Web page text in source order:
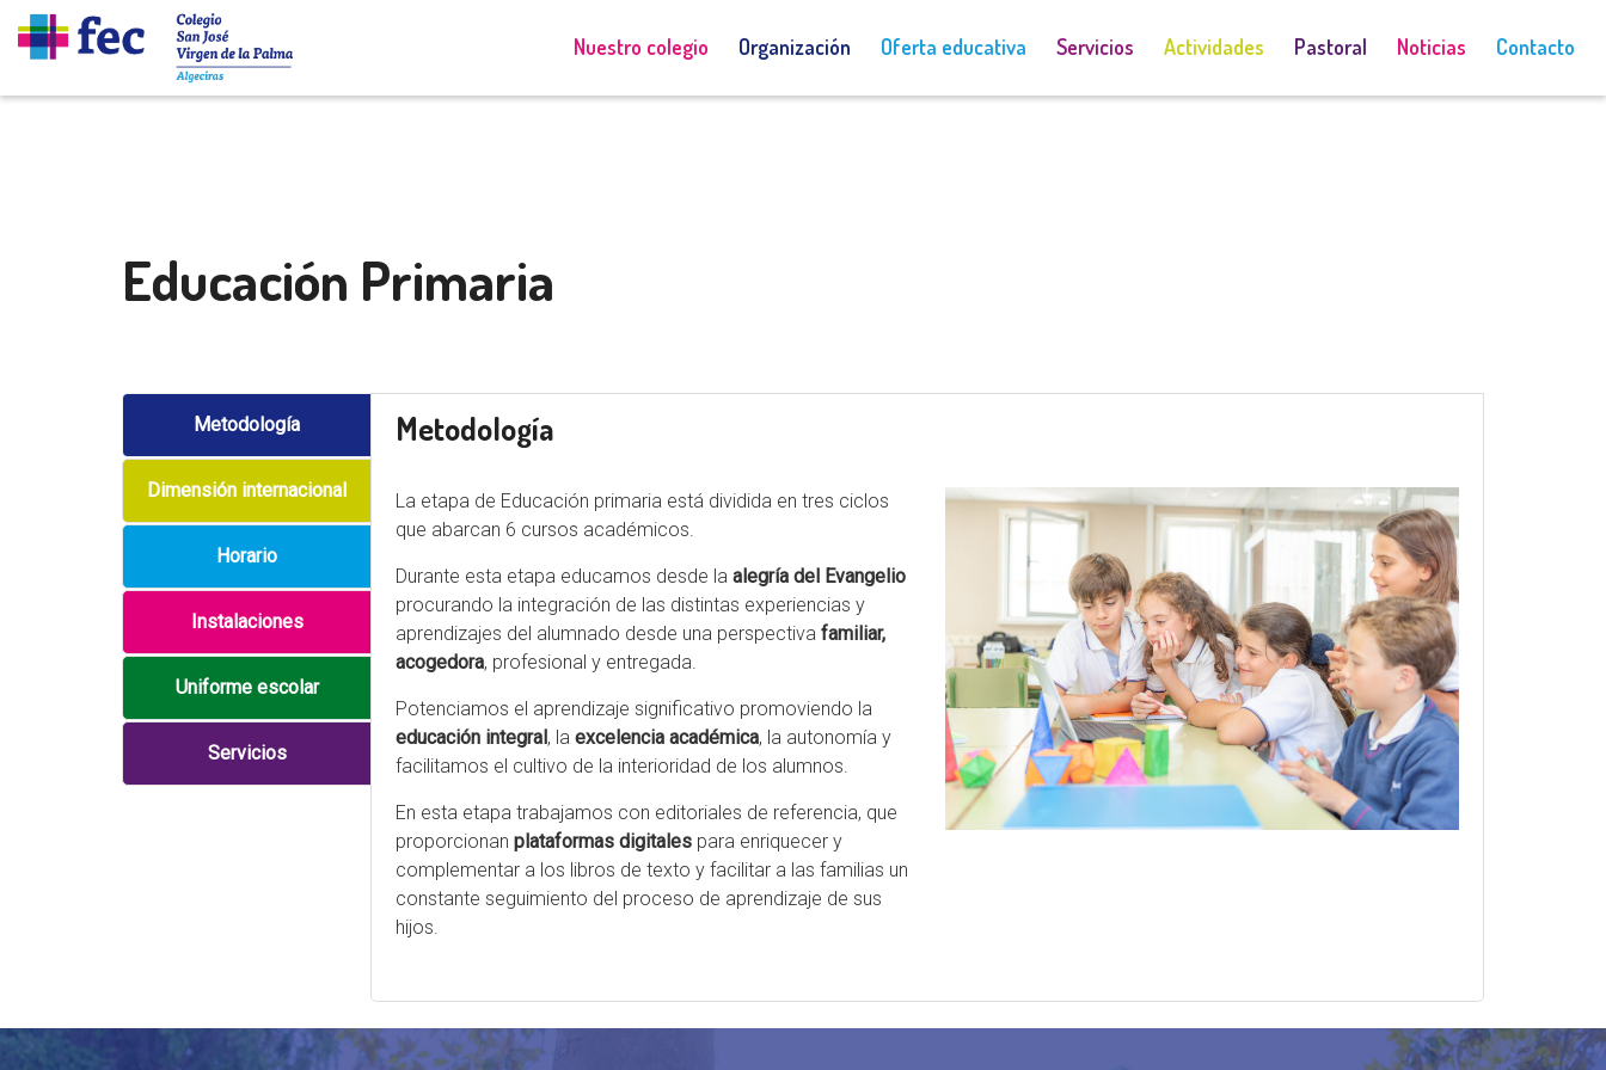
Nuestro colegio Organización Oferta educativa Servicios Actividades Pastoral Noticias Contacto
Educación Primaria
Metodología
Dimensión internacional
Horario
Instalaciones
Uniforme escolar
Servicios
Metodología
La etapa de Educación primaria está dividida en tres ciclos
que abarcan 6 cursos académicos.
Durante esta etapa educamos desde la alegría del Evangelio
procurando la integración de las distintas experiencias y
aprendizajes del alumnado desde una perspectiva familiar,
acogedora, profesional y entregada.
Potenciamos el aprendizaje significativo promoviendo la
educación integral, la excelencia académica, la autonomía y
facilitamos el cultivo de la interioridad de los alumnos.
En esta etapa trabajamos con editoriales de referencia, que
proporcionan plataformas digitales para enriquecer y
complementar a los libros de texto y facilitar a las familias un
constante seguimiento del proceso de aprendizaje de sus
hijos.